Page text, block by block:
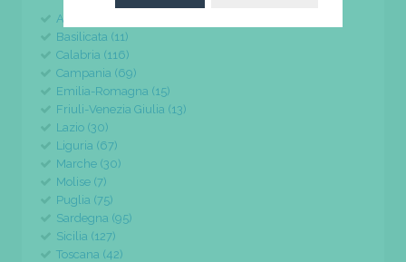
Abruzzo (24)
Basilicata (11)
Calabria (116)
Campania (69)
Emilia-Romagna (15)
Friuli-Venezia Giulia (13)
Lazio (30)
Liguria (67)
Marche (30)
Molise (7)
Puglia (75)
Sardegna (95)
Sicilia (127)
Toscana (42)